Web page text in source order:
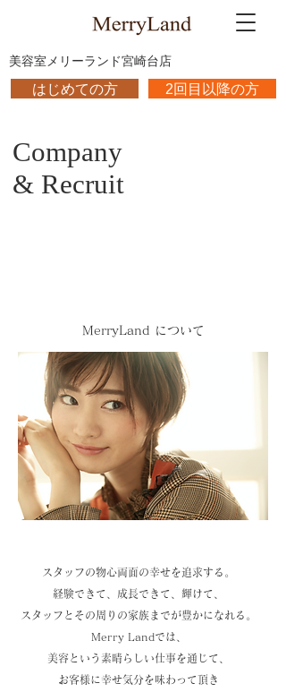
はじめての方 2回目以降の方
​美容室メリーランド宮崎台店
​Company
& Recruit
MerryLand について
スタッフの物心両面の幸せを追求する。
経験できて、成長できて、輝けて、
スタッフとその周りの家族までが豊かになれる。
Merry Landでは、
美容という素晴らしい仕事を通じて、
お客様に幸せ気分を味わって頂き